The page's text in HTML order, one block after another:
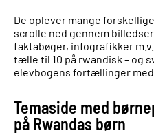
De oplever mange
scrolle ned gennem
faktabøger, infografikker
tælle til 10 på rwandisk – og
elevbogens fortællinger
Temaside med
på Rwandas børn